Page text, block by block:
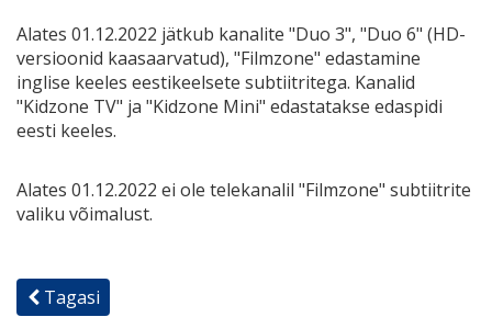
Alates 01.12.2022 jätkub kanalite "Duo 3", "Duo 6" (HD-
versioonid kaasaarvatud), "Filmzone" edastamine
inglise keeles eestikeelsete subtiitritega. Kanalid
"Kidzone TV" ja "Kidzone Mini" edastatakse edaspidi
eesti keeles.
Alates 01.12.2022 ei ole telekanalil "Filmzone" subtiitrite
valiku võimalust.
Tagasi